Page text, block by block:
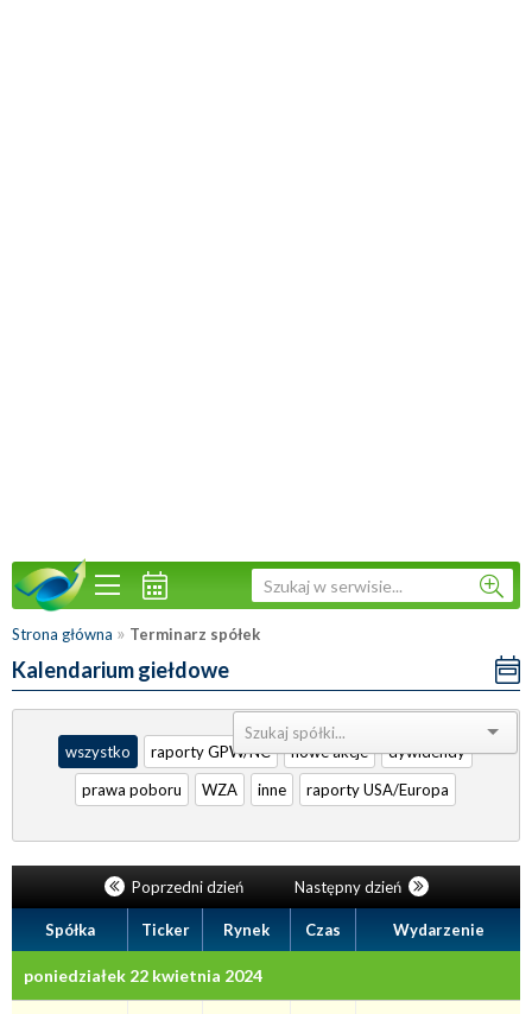
Strona główna » Terminarz spółek
Kalendarium giełdowe
Sortuj:
wszystko
raporty GPW/NC nowe akcje
dywidendy
prawa poboru
WZA inne raporty USA/Europa
Poprzedni dzień Następny dzień
Spółka Ticker Rynek Czas Wydarzenie
poniedziałek 22 kwietnia 2024